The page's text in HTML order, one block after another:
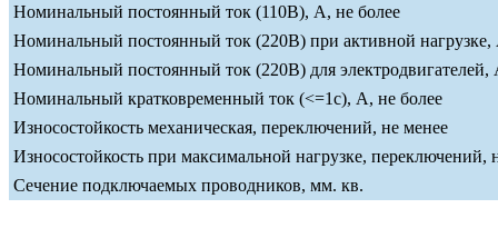
Номинальный постоянный ток (110В), А, не более
Номинальный постоянный ток (220В) при активной нагрузке,
Номинальный постоянный ток (220В) для электродвигателей,
Номинальный кратковременный ток (<=1c), А, не более
Износостойкость механическая, переключений, не менее
Износостойкость при максимальной нагрузке, переключений,
Сечение подключаемых проводников, мм. кв.